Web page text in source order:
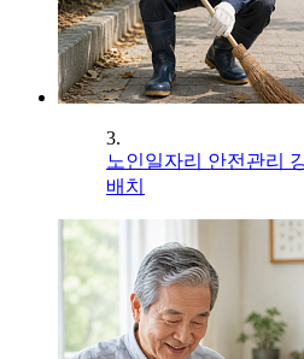
3.
노인일자리 안전관리
배치